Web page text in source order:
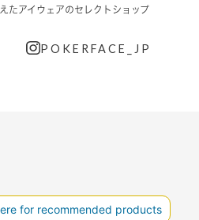
たアイウェアのセレクトショップ
POKERFACE_JP